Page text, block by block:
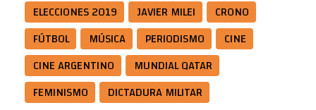
ELECCIONES 2019
JAVIER MILEI
CRONO
FÚTBOL
MÚSICA PERIODISMO
CINE
CINE ARGENTINO
MUNDIAL QATAR
FEMINISMO
DICTADURA MILITAR